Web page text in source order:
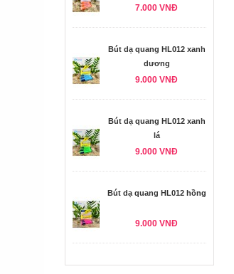
7.000 VNĐ
Bút dạ quang HL012 xanh
dương
9.000 VNĐ
Bút dạ quang HL012 xanh
lá
9.000 VNĐ
Bút dạ quang HL012 hồng
9.000 VNĐ